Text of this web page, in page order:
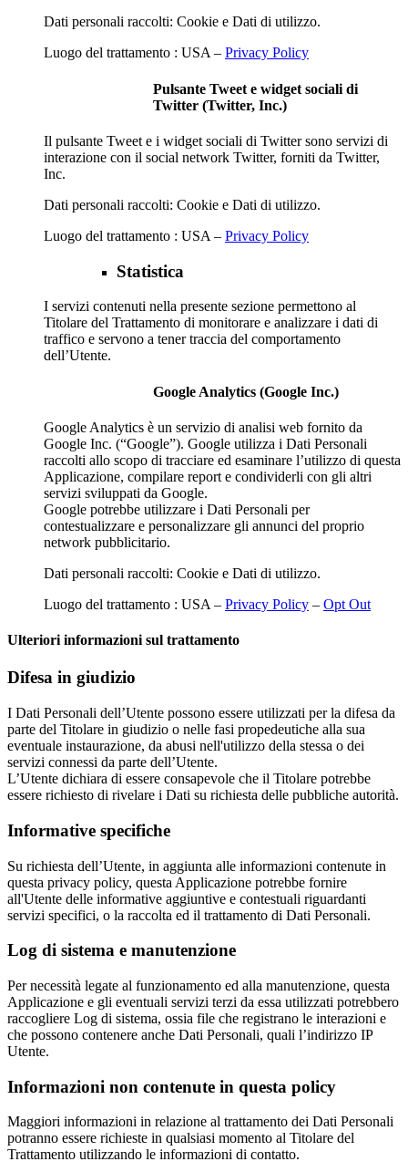
Dati personali raccolti: Cookie e Dati di utilizzo.
Luogo del trattamento : USA – Privacy Policy
Pulsante Tweet e widget sociali di
Twitter (Twitter, Inc.)
Il pulsante Tweet e i widget sociali di Twitter sono servizi di
interazione con il social network Twitter, forniti da Twitter,
Inc.
Dati personali raccolti: Cookie e Dati di utilizzo.
Luogo del trattamento : USA – Privacy Policy
Statistica
I servizi contenuti nella presente sezione permettono al
Titolare del Trattamento di monitorare e analizzare i dati di
traffico e servono a tener traccia del comportamento
dell’Utente.
Google Analytics (Google Inc.)
Google Analytics è un servizio di analisi web fornito da
Google Inc. (“Google”). Google utilizza i Dati Personali
raccolti allo scopo di tracciare ed esaminare l’utilizzo di questa
Applicazione, compilare report e condividerli con gli altri
servizi sviluppati da Google.
Google potrebbe utilizzare i Dati Personali per
contestualizzare e personalizzare gli annunci del proprio
network pubblicitario.
Dati personali raccolti: Cookie e Dati di utilizzo.
Luogo del trattamento : USA – Privacy Policy – Opt Out
Ulteriori informazioni sul trattamento
Difesa in giudizio
I Dati Personali dell’Utente possono essere utilizzati per la difesa da
parte del Titolare in giudizio o nelle fasi propedeutiche alla sua
eventuale instaurazione, da abusi nell'utilizzo della stessa o dei
servizi connessi da parte dell’Utente.
L’Utente dichiara di essere consapevole che il Titolare potrebbe
essere richiesto di rivelare i Dati su richiesta delle pubbliche autorità.
Informative specifiche
Su richiesta dell’Utente, in aggiunta alle informazioni contenute in
questa privacy policy, questa Applicazione potrebbe fornire
all'Utente delle informative aggiuntive e contestuali riguardanti
servizi specifici, o la raccolta ed il trattamento di Dati Personali.
Log di sistema e manutenzione
Per necessità legate al funzionamento ed alla manutenzione, questa
Applicazione e gli eventuali servizi terzi da essa utilizzati potrebbero
raccogliere Log di sistema, ossia file che registrano le interazioni e
che possono contenere anche Dati Personali, quali l’indirizzo IP
Utente.
Informazioni non contenute in questa policy
Maggiori informazioni in relazione al trattamento dei Dati Personali
potranno essere richieste in qualsiasi momento al Titolare del
Trattamento utilizzando le informazioni di contatto.